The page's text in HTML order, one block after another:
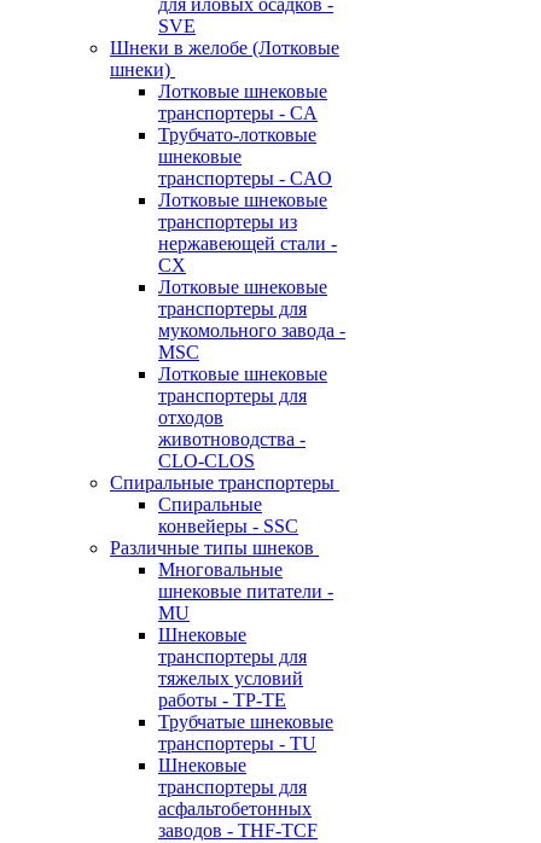
для иловых осадков -
SVE
Шнеки в желобе (Лотковые
шнеки)
Лотковые шнековые
транспортеры - CA
Трубчато-лотковые
шнековые
транспортеры - CAO
Лотковые шнековые
транспортеры из
нержавеющей стали -
CX
Лотковые шнековые
транспортеры для
мукомольного завода -
MSC
Лотковые шнековые
транспортеры для
отходов
животноводства -
CLO-CLOS
Спиральные транспортеры
Спиральные
конвейеры - SSC
Различные типы шнеков
Многовальные
шнековые питатели -
MU
Шнековые
транспортеры для
тяжелых условий
работы - TP-TE
Трубчатые шнековые
транспортеры - TU
Шнековые
транспортеры для
асфальтобетонных
заводов - THF-TCF